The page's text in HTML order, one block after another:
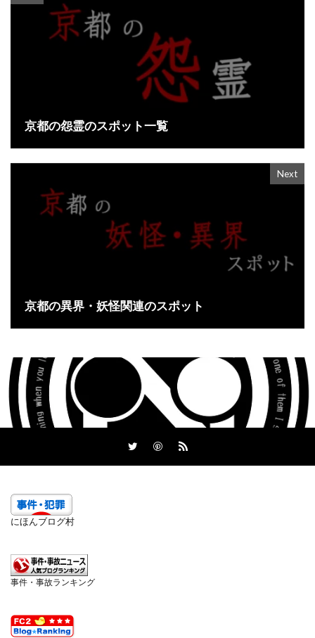
京都の怨霊のスポット一覧
Next
京都の異界・妖怪関連のスポット
にほんブログ村
事件・事故ランキング